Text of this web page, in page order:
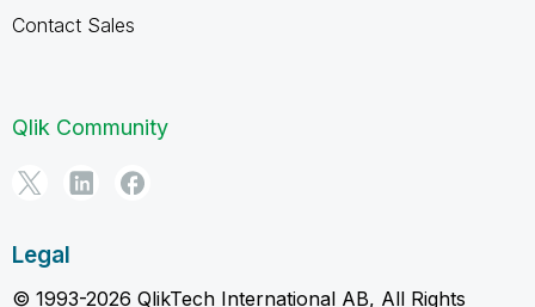
Contact Sales
Qlik Community
Legal
© 1993-2026 QlikTech International AB, All Rights